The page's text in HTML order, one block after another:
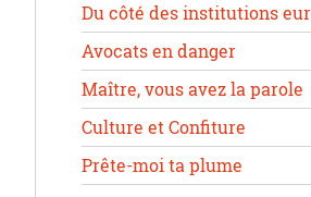
Du côté des institutions
Avocats en danger
Maître, vous avez la parole
Culture et Confiture
Prête-moi ta plume